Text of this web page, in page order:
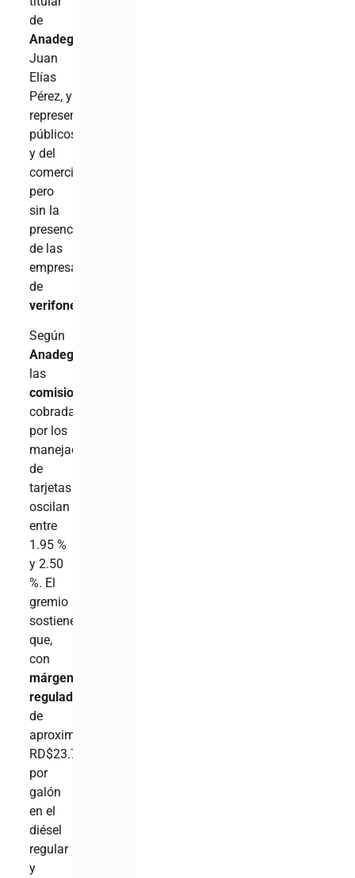
de
Anadegas
Juan
Elías
Pérez, y
representantes
públicos
y del
comercio,
pero
sin la
presencia
de las
empresas
de
verifone
Según
Anadegas
las
comisiones
cobradas
por los
manejadores
de
tarjetas
oscilan
entre
1.95 %
y 2.50
%. El
gremio
sostiene
que,
con
márgenes
regulados
de
aproximadamente
RD$23.75
por
galón
en el
diésel
regular
y